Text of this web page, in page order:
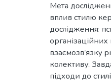
Мета
вплив стилю
дослідження:
взаємозв’язку
колективу.
підходи до